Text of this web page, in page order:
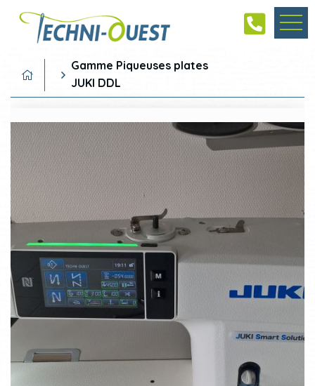
Gamme Piqueuses plates
JUKI DDL